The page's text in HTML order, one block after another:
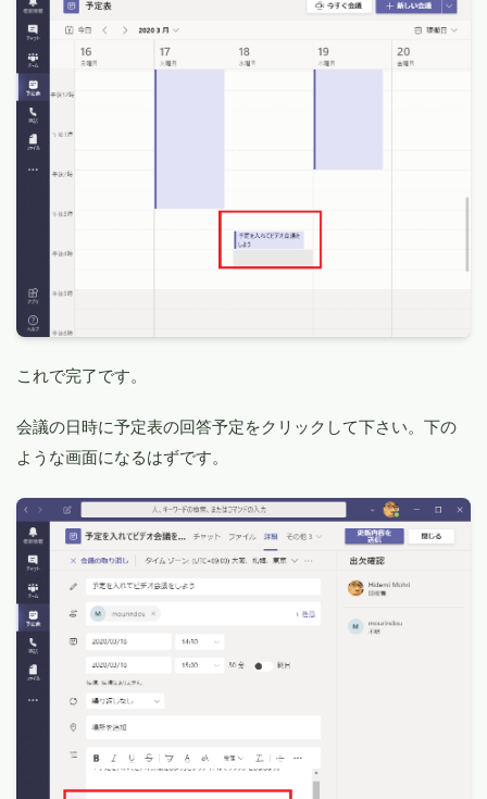
これで完了です。
会議の日時に予定表の回答予定をクリックして下さい。下の
ような画面になるはずです。